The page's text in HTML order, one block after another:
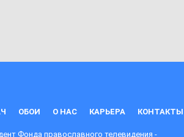
ОБОИ О НАС КАРЬЕРА КОНТАКТЫ
Фонда православного телевидения -